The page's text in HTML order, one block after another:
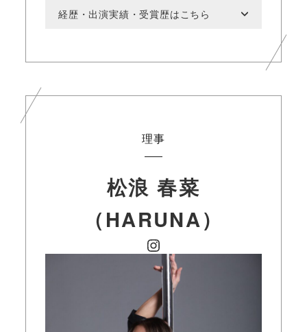
経歴・出演実績・受賞歴はこちら
理事
松浪 春菜
（HARUNA）
Instagram